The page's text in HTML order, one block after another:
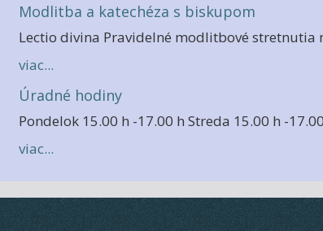
Modlitba a katechéza s biskupom
Lectio divina Pravidelné modlitbové stretnutia
viac...
Úradné hodiny
Pondelok 15.00 h -17.00 h Streda 15.00 h -
viac...